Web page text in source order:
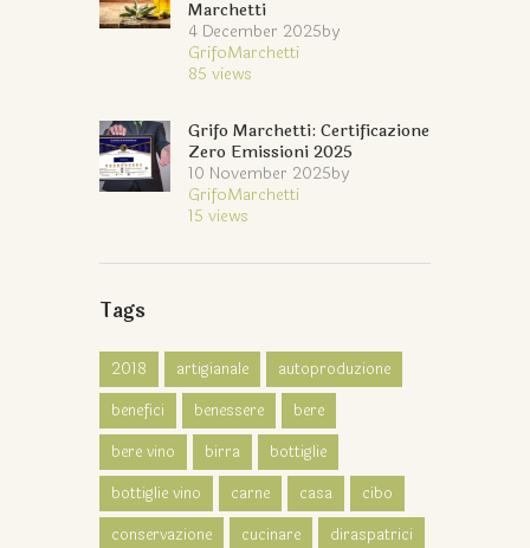
Marchetti
4 December 2025by
GrifoMarchetti
85 views
Grifo Marchetti: Certificazione
Zero Emissioni 2025
10 November 2025by
GrifoMarchetti
15 views
Tags
2018 artigianale
autoproduzione
benefici
benessere
bere
bere vino
birra
bottiglie
bottiglie vino
carne casa
cibo
conservazione
cucinare
diraspatrici